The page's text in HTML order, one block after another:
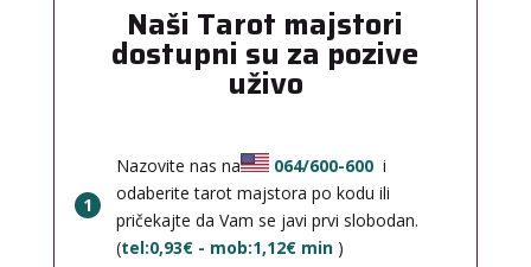
Naši Tarot majstori
dostupni su za pozive
uživo
1
Nazovite nas na 064/600-600 i
odaberite tarot majstora po kodu ili
pričekajte da Vam se javi prvi slobodan.
(tel:0,93€ - mob:1,12€ min )